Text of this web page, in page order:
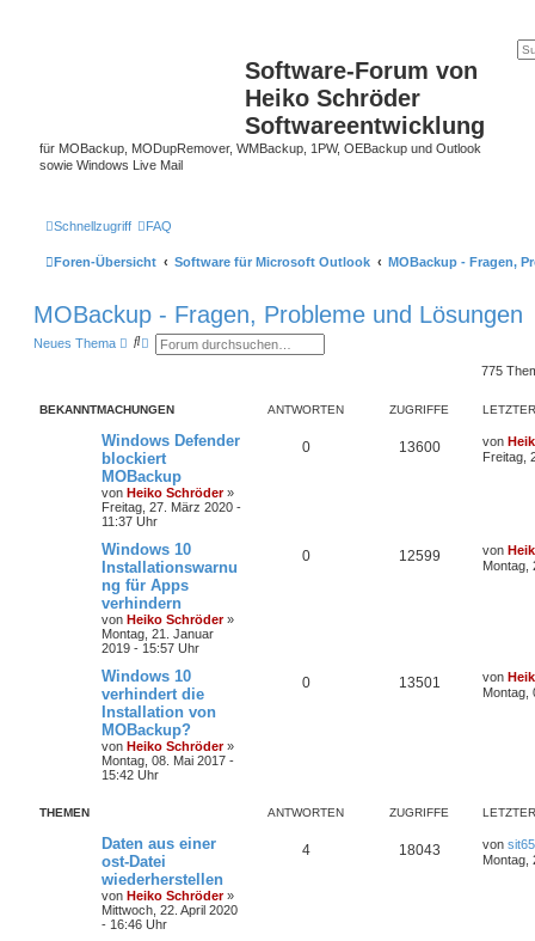
Software-Forum von
Heiko Schröder
Softwareentwicklung
für MOBackup, MODupRemover, WMBackup, 1PW, OEBackup und Outlook
sowie Windows Live Mail
Schnellzugriff FAQ
Foren-Übersicht Software für Microsoft Outlook MOBackup - Fragen,
MOBackup - Fragen, Probleme und Lösungen
Neues Thema
S E
t
r
t
e
S
u
c
h
775
BEKANNTMACHUNGEN ANTWORTEN ZUGRIFFE
Windows Defender
blockiert
MOBackup
von Heiko Schröder»
Freitag, 27. März 2020 -
11:37 Uhr
0 13600 von
Freitag,
Windows 10
Installationswarnu
ng für Apps
verhindern
von Heiko Schröder»
Montag, 21. Januar
2019 - 15:57 Uhr
0 12599 von
Montag,
Windows 10
verhindert die
Installation von
MOBackup?
von Heiko Schröder»
Montag, 08. Mai 2017 -
15:42 Uhr
0 13501 von
Montag,
THEMEN ANTWORTEN ZUGRIFFE
Daten aus einer
ost-Datei
wiederherstellen
von Heiko Schröder»
Mittwoch, 22. April 2020
- 16:46 Uhr
4 18043 von sit65
Montag,